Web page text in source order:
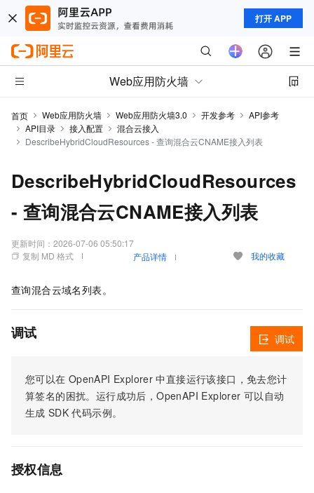
打开 APP
Web应用防火墙
首页 Web应用防火墙 Web应用防火墙3.0 开发参考
API参考
API目录
接入配置
混合云接入
DescribeHybridCloudResources - 查询混合云CNAME接入列表
DescribeHybridCloudResources
- 查询混合云CNAME接入列表
更新时间： 2026-07-06 05:50:17
复制 MD 格式
产品详情 我的收藏
查询混合云域名列表。
调试
您可以在 OpenAPI Explorer 中直接运行该接口，免去您计
算签名的困扰。运行成功后，OpenAPI Explorer 可以自动
生成 SDK 代码示例。
调试
授权信息